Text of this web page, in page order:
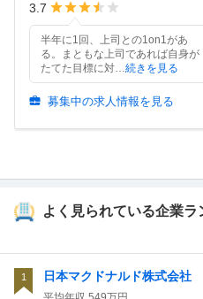
3.7
半年に1回、上司との1on1があ
る。まともな上司であれば自身が
たてた目標に対…続きを見る
募集中の求人情報を見る
よく見られている企業ラ
1 日本マクドナルド株式会社